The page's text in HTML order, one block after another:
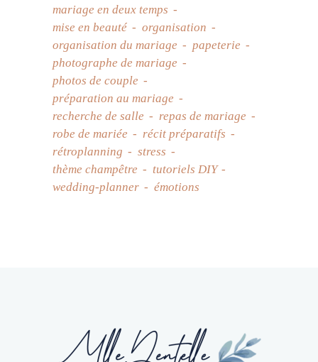
mariage en deux temps
mise en beauté
organisation
organisation du mariage
papeterie
photographe de mariage
photos de couple
préparation au mariage
recherche de salle
repas de mariage
robe de mariée
récit préparatifs
rétroplanning
stress
thème champêtre
tutoriels DIY
wedding-planner
émotions